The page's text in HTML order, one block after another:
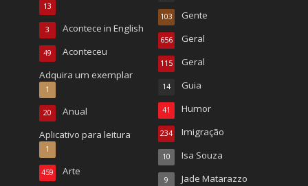
13
Acontece in English
3
Aconteceu
49
Adquira um exemplar
1
Anual
20
Aplicativo para leitura
1
Arte
459
Gente
103
Geral
656
Geral
115
Guia
14
Humor
41
Imigração
234
Isa Souza
10
Jade Matarazzo
9